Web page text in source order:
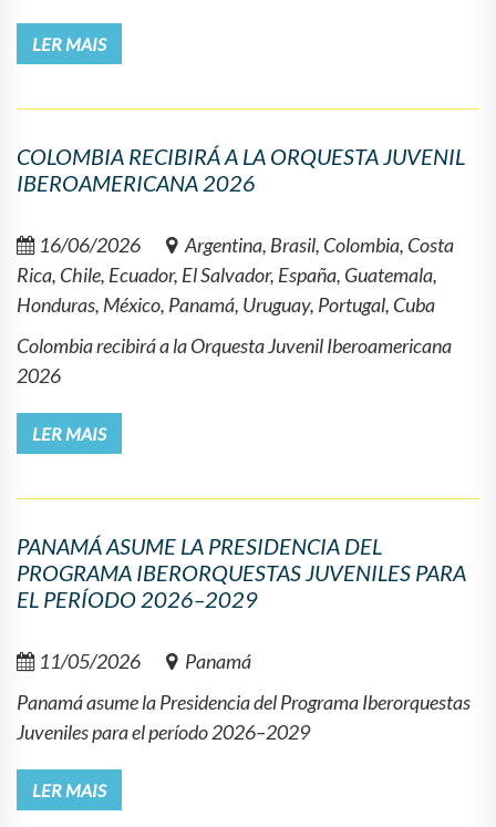
LER MAIS
COLOMBIA RECIBIRÁ A LA ORQUESTA JUVENIL
IBEROAMERICANA 2026
16/06/2026
Argentina, Brasil, Colombia, Costa
Rica, Chile, Ecuador, El Salvador, España, Guatemala,
Honduras, México, Panamá, Uruguay, Portugal, Cuba
Colombia recibirá a la Orquesta Juvenil Iberoamericana
2026
LER MAIS
PANAMÁ ASUME LA PRESIDENCIA DEL
PROGRAMA IBERORQUESTAS JUVENILES PARA
EL PERÍODO 2026–2029
11/05/2026
Panamá
Panamá asume la Presidencia del Programa Iberorquestas
Juveniles para el período 2026–2029
LER MAIS